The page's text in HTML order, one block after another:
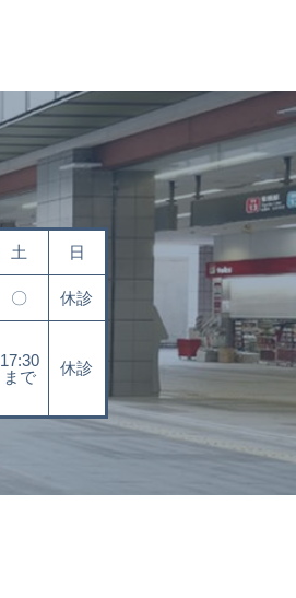
土 日
〇 休診
17:30
まで
休診